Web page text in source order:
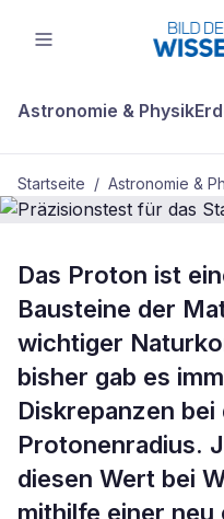
Astronomie & Physik
Startseite / Astronomie &
Präzisionstest
Standardmodell
Das Proton ist
Bausteine der
wichtiger
bisher gab es
Diskrepanzen
Protonenradius.
diesen Wert bei
mithilfe einer